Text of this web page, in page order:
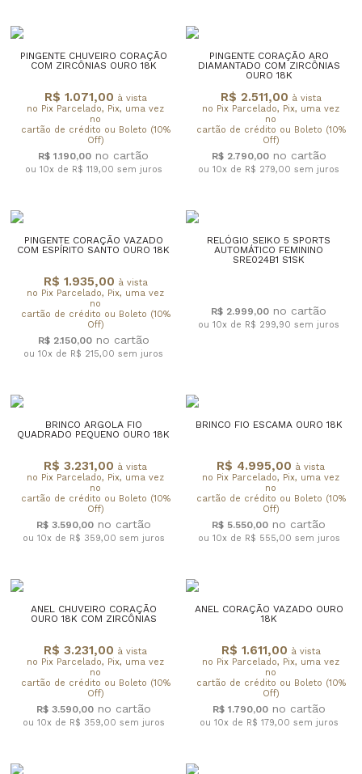
PINGENTE CHUVEIRO CORAÇÃO
COM ZIRCÔNIAS OURO 18K
R$ 1.071,00 à vista
no Pix Parcelado, Pix, uma vez
no
cartão de crédito ou Boleto (10%
Off)
R$ 1.190,00
ou 10x de R$ 119,00 sem juros
PINGENTE CORAÇÃO ARO
DIAMANTADO COM ZIRCÔNIAS
OURO 18K
R$ 2.511,00 à vista
no Pix Parcelado, Pix, uma vez
no
cartão de crédito ou Boleto (10%
Off)
R$ 2.790,00
ou 10x de R$ 279,00 sem juros
PINGENTE CORAÇÃO VAZADO
COM ESPÍRITO SANTO OURO 18K
R$ 1.935,00 à vista
no Pix Parcelado, Pix, uma vez
no
cartão de crédito ou Boleto (10%
Off)
R$ 2.150,00
ou 10x de R$ 215,00 sem juros
RELÓGIO SEIKO 5 SPORTS
AUTOMÁTICO FEMININO
SRE024B1 S1SK
R$ 2.999,00
ou 10x de R$ 299,90 sem juros
BRINCO ARGOLA FIO
QUADRADO PEQUENO OURO 18K
R$ 3.231,00 à vista
no Pix Parcelado, Pix, uma vez
no
cartão de crédito ou Boleto (10%
Off)
R$ 3.590,00
ou 10x de R$ 359,00 sem juros
BRINCO FIO ESCAMA OURO 18K
R$ 4.995,00 à vista
no Pix Parcelado, Pix, uma vez
no
cartão de crédito ou Boleto (10%
Off)
R$ 5.550,00
ou 10x de R$ 555,00 sem juros
ANEL CHUVEIRO CORAÇÃO
OURO 18K COM ZIRCÔNIAS
R$ 3.231,00 à vista
no Pix Parcelado, Pix, uma vez
no
cartão de crédito ou Boleto (10%
Off)
R$ 3.590,00
ou 10x de R$ 359,00 sem juros
ANEL CORAÇÃO VAZADO OURO
18K
R$ 1.611,00 à vista
no Pix Parcelado, Pix, uma vez
no
cartão de crédito ou Boleto (10%
Off)
R$ 1.790,00
ou 10x de R$ 179,00 sem juros